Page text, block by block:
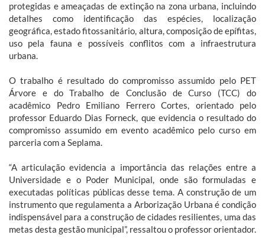
protegidas e ameaçadas de extinção na zona urbana, incluindo
detalhes como identificação das espécies, localização
geográfica, estado fitossanitário, altura, composição de epífitas,
uso pela fauna e possíveis conflitos com a infraestrutura
urbana.
O trabalho é resultado do compromisso assumido pelo PET
Árvore e do Trabalho de Conclusão de Curso (TCC) do
acadêmico Pedro Emiliano Ferrero Cortes, orientado pelo
professor Eduardo Dias Forneck, que evidencia o resultado do
compromisso assumido em evento acadêmico pelo curso em
parceria com a Seplama.
“A articulação evidencia a importância das relações entre a
Universidade e o Poder Municipal, onde são formuladas e
executadas políticas públicas desse tema. A construção de um
instrumento que regulamenta a Arborização Urbana é condição
indispensável para a construção de cidades resilientes, uma das
metas desta gestão municipal”, ressaltou o professor orientador.